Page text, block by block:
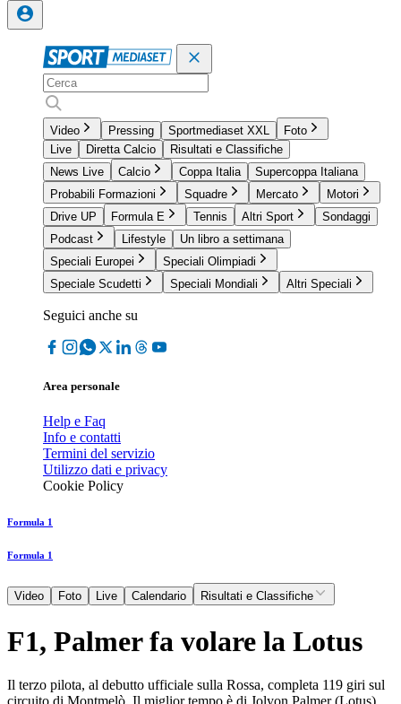
Video Pressing Sportmediaset XXL
Foto
Live
Diretta Calcio
Risultati e Classifiche
News Live
Calcio Coppa Italia
Supercoppa Italiana
Probabili Formazioni
Squadre Mercato
Motori
Drive UP
Formula E Tennis Altri Sport
Sondaggi
Podcast
Lifestyle
Un libro a settimana
Speciali Europei
Speciali Olimpiadi
Speciale Scudetti
Speciali Mondiali Altri Speciali
Seguici anche su
Area personale
Help e Faq
Info e contatti
Termini del servizio
Utilizzo dati e privacy
Cookie Policy
Formula 1
Formula 1
Video Foto Live Calendario Risultati e Classifiche
F1, Palmer fa volare la Lotus
Il terzo pilota, al debutto ufficiale sulla Rossa, completa 119 giri sul